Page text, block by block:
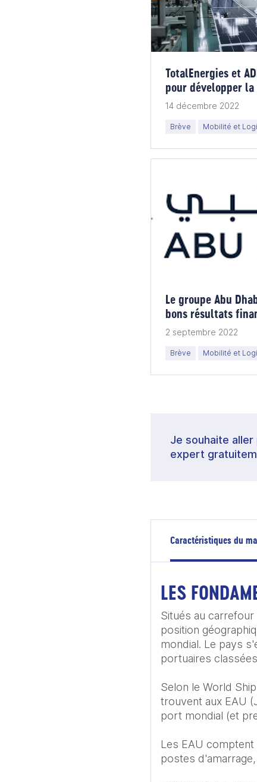
TotalEnergies et
pour développer
14 décembre 2022
Brève Mobilité et
Le groupe Abu
bons résultats
trimestre 2022
2 septembre 2022
Brève Mobilité et
Je souhaite
expert
Caractéristiques du
LES
Situés au carrefour
position
mondial. Le pays
portuaires
Selon le World
trouvent aux EAU
port mondial (et
Les EAU
postes